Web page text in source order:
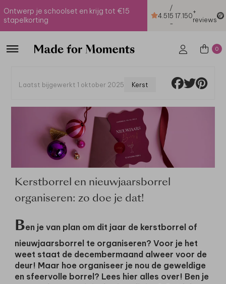
Ontwerp je schoolset en krijg tot €15
stapelkorting
4.51
/
5
-
17.150+
reviews
0
Laatst bijgewerkt 1 oktober 2025 Kerst
Kerstborrel en nieuwjaarsborrel
organiseren: zo doe je dat!
Ben je van plan om dit jaar de kerstborrel of
nieuwjaarsborrel te organiseren? Voor je het
weet staat de decembermaand alweer voor de
deur! Maar hoe organiseer je nou de geweldige
en sfeervolle borrel? Lees hier alles over! Ben je